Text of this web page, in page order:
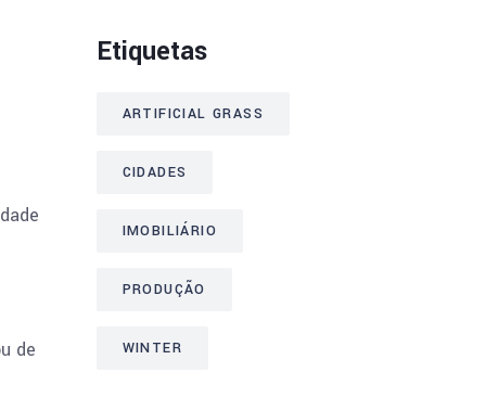
de
Etiquetas
ARTIFICIAL GRASS
CIDADES
IMOBILIÁRIO
PRODUÇÃO
WINTER